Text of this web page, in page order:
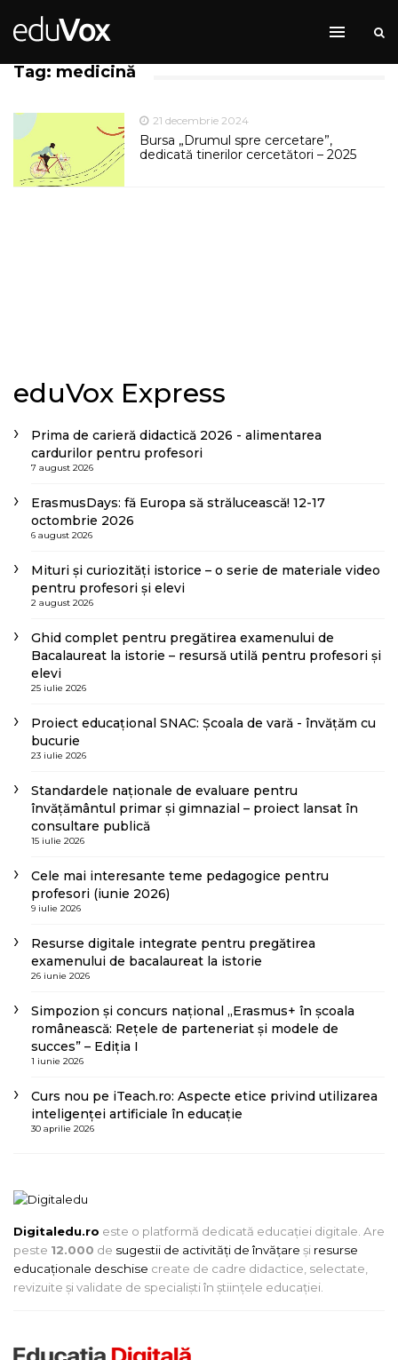
Tag: medicină
21 decembrie 2024
Bursa „Drumul spre cercetare”,
dedicată tinerilor cercetători – 2025
eduVox Express
Prima de carieră didactică 2026 - alimentarea
cardurilor pentru profesori
7 august 2026
ErasmusDays: fă Europa să strălucească! 12-17
octombrie 2026
6 august 2026
Mituri și curiozități istorice – o serie de materiale video
pentru profesori și elevi
2 august 2026
Ghid complet pentru pregătirea examenului de
Bacalaureat la istorie – resursă utilă pentru profesori și
elevi
25 iulie 2026
Proiect educațional SNAC: Școala de vară - învățăm cu
bucurie
23 iulie 2026
Standardele naționale de evaluare pentru
învățământul primar și gimnazial – proiect lansat în
consultare publică
15 iulie 2026
Cele mai interesante teme pedagogice pentru
profesori (iunie 2026)
9 iulie 2026
Resurse digitale integrate pentru pregătirea
examenului de bacalaureat la istorie
26 iunie 2026
Simpozion și concurs național „Erasmus+ în școala
românească: Rețele de parteneriat și modele de
succes” – Ediția I
1 iunie 2026
Curs nou pe iTeach.ro: Aspecte etice privind utilizarea
inteligenței artificiale în educație
30 aprilie 2026
Digitaledu.ro este o platformă dedicată educației digitale. Are
peste 12.000 de sugestii de activități de învățare și resurse
educaționale deschise create de cadre didactice, selectate,
revizuite și validate de specialiști în științele educației.